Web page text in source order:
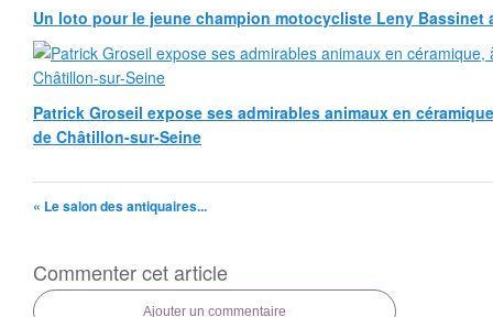
Un loto pour le jeune champion motocycliste Leny Bassinet
Patrick Groseil expose ses admirables animaux en
de Châtillon-sur-Seine
« Le salon des antiquaires...
Commenter cet article
Ajouter un commentaire